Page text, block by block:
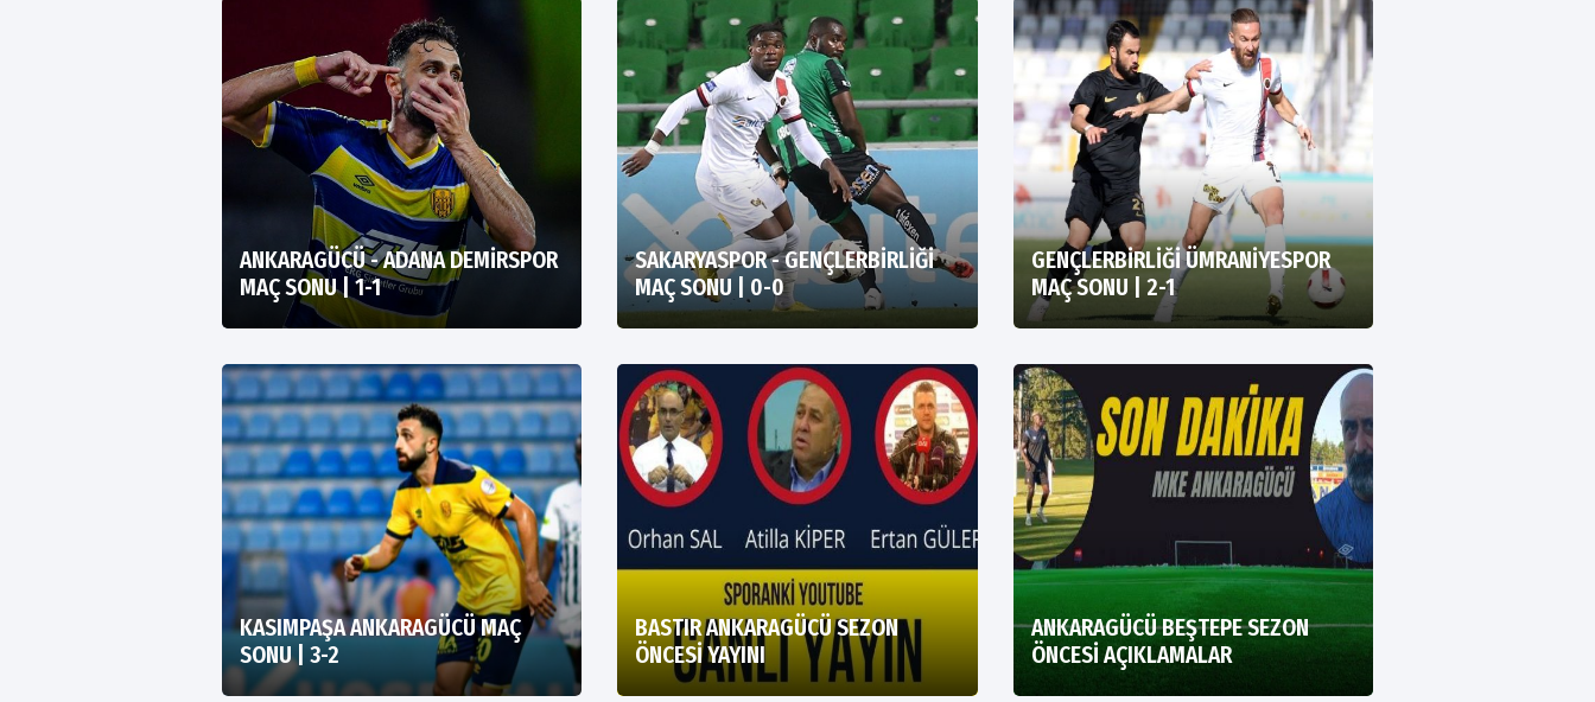
ANKARAGÜCÜ - ADANA DEMİRSPOR
MAÇ SONU | 1-1
SAKARYASPOR - GENÇLERBİRLİĞİ
MAÇ SONU | 0-0
GENÇLERBİRLİĞİ ÜMRANİYESPOR
MAÇ SONU | 2-1
KASIMPAŞA ANKARAGÜCÜ MAÇ
SONU | 3-2
BASTIR ANKARAGÜCÜ SEZON
ÖNCESİ YAYINI
ANKARAGÜCÜ BEŞTEPE SEZON
ÖNCESİ AÇIKLAMALAR